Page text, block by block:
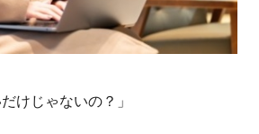
けじゃないの？」